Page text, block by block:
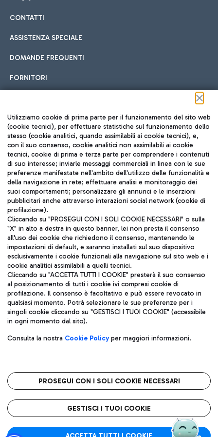
Cucina Internazionale
Fast Food
Pizza
Gelateria
Wine Bar & Sparkling
Hotel in aeroporto
Scegli l'alloggio più adatto e approfitta della vicinanza
all'aeroporto.
Car sharing
Con il Car Sharing è ancora più facile spostarsi
Treno
Raggiungi velocemente l'aeroporto di Fiumicino da Roma
tramite i servizi ferroviari Trenitalia.
Autobus
Scopri le linee di autobus per raggiungere l'aeroporto
Leonardo Da Vinci.
Raggiungi l’aeroporto senza pensieri con il servizio di taxi a
Ristoranti
Scopri la nostra offerta per una pausa gustosa in aeroporto
Mappa Aeroporto Fiumicino
CONTATTI
ASSISTENZA SPECIALE
DOMANDE FREQUENTI
FORNITORI
Seguici sui social
TRAVEL JOURNAL
ITA
Aeroporti di Roma S.p.A. - Società soggetta a direzione e
coordinamento di Mundys S.p.A.
Codice fiscale e Registro delle Imprese di Roma 13032990155 P.
IVA 06572251004
Capitale sociale 62.224.743,00 int. vers.
Sede legale: Via Pier Paolo Racchetti 1 - 00054 Fiumicino (RM)
telefono +39 06 65951
Privacy policy
Note legali
Roma FCO
L'aeroporto stellato
Utilizziamo cookie di prima parte per il funzionamento del sito web
(cookie tecnici), per effettuare statistiche sul funzionamento dello
stesso (cookie analitici, quando assimilabili ai cookie tecnici), e,
con il suo consenso, cookie analitici non assimilabili ai cookie
tecnici, cookie di prima e terza parte per comprendere i contenuti
di suo interesse; inviarle messaggi commerciali in linea con le sue
preferenze manifestate nell'ambito dell'utilizzo delle funzionalità e
della navigazione in rete; effettuare analisi e monitoraggio dei
suoi comportamenti; personalizzare gli annunci e le inserzioni
pubblicitari anche attraverso interazioni social network (cookie di
profilazione).
Cliccando su "PROSEGUI CON I SOLI COOKIE NECESSARI" o sulla
"X" in alto a destra in questo banner, lei non presta il consenso
all'uso dei cookie che richiedono il consenso, mantenendo le
impostazioni di default, e saranno installati sul suo dispositivo
esclusivamente i cookie funzionali alla navigazione sul sito web e i
cookie analitici assimilabili a quelli tecnici.
Cliccando su "ACCETTA TUTTI I COOKIE" presterà il suo consenso
al posizionamento di tutti i cookie ivi compresi cookie di
profilazione. Il consenso è facoltativo e può essere revocato in
qualsiasi momento. Potrà selezionare le sue preferenze per i
singoli cookie cliccando su "GESTISCI I TUOI COOKIE" (accessibile
in ogni momento dal sito).
Consulta la nostra Cookie Policyper maggiori informazioni.
PROSEGUI CON I SOLI COOKIE NECESSARI
GESTISCI I TUOI COOKIE